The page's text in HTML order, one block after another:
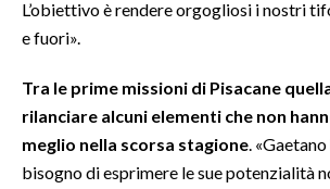
L’obiettivo è rendere orgogliosi i nostri
e fuori».
Tra le prime missioni di Pisacane
rilanciare alcuni elementi che non
meglio nella scorsa stagione. «Gaetano
bisogno di esprimere le sue potenzialità